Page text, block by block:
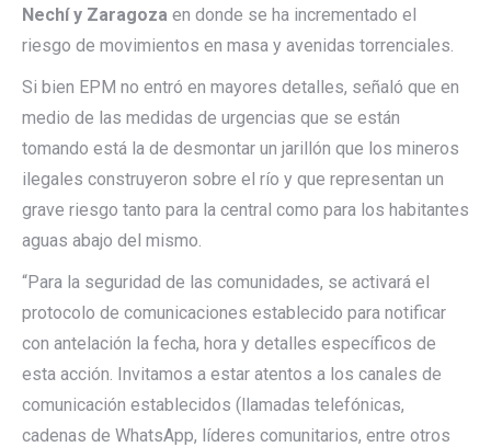
Nechí y Zaragoza en donde se ha incrementado el
riesgo de movimientos en masa y avenidas torrenciales.
Si bien EPM no entró en mayores detalles, señaló que en
medio de las medidas de urgencias que se están
tomando está la de desmontar un jarillón que los mineros
ilegales construyeron sobre el río y que representan un
grave riesgo tanto para la central como para los habitantes
aguas abajo del mismo.
“Para la seguridad de las comunidades, se activará el
protocolo de comunicaciones establecido para notificar
con antelación la fecha, hora y detalles específicos de
esta acción. Invitamos a estar atentos a los canales de
comunicación establecidos (llamadas telefónicas,
cadenas de WhatsApp, líderes comunitarios, entre otros